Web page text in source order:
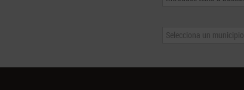
Selecciona un municipio